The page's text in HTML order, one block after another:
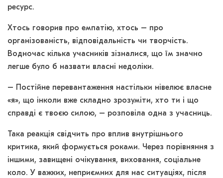
ресурс.
Хтось говорив про емпатію, хтось – про
організованість, відповідальність чи творчість.
Водночас кілька учасників зізналися, що їм значно
легше було б назвати власні недоліки.
– Постійне перевантаження настільки нівелює власне
«я», що інколи вже складно зрозуміти, хто ти і що
справді є твоєю силою, – розповіла одна з учасниць.
Така реакція свідчить про вплив внутрішнього
критика, який формується роками. Через порівняння з
іншими, завищені очікування, виховання, соціальне
коло. У важких, неприємних для нас ситуаціях, після